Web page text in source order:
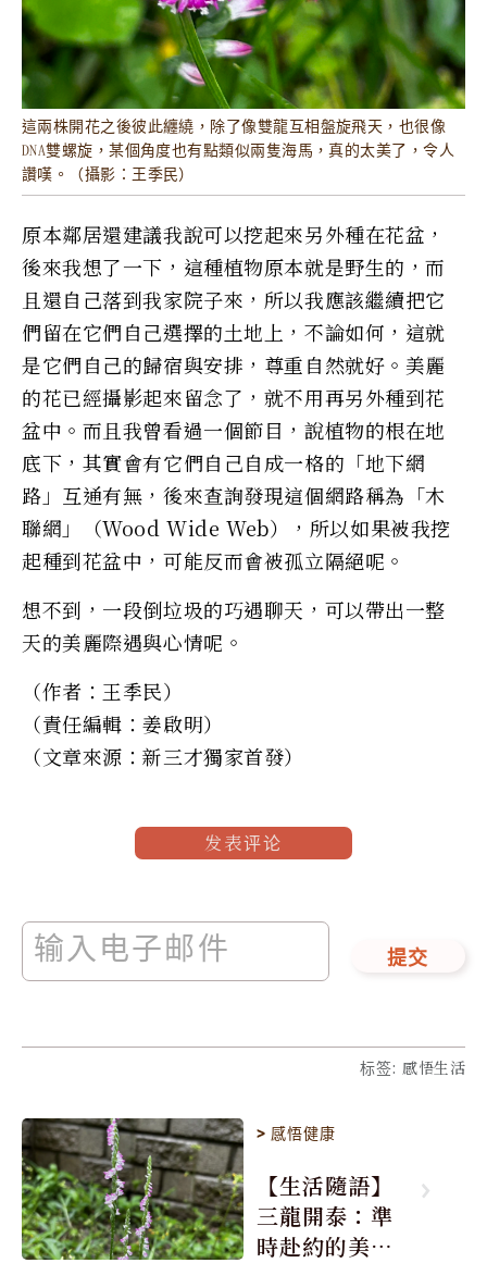
這兩株開花之後彼此纏繞，除了像雙龍互相盤旋飛天，也很像
DNA雙螺旋，某個角度也有點類似兩隻海馬，真的太美了，令人
讚嘆。（攝影：王季民）
原本鄰居還建議我說可以挖起來另外種在花盆，
後來我想了一下，這種植物原本就是野生的，而
且還自己落到我家院子來，所以我應該繼續把它
們留在它們自己選擇的土地上，不論如何，這就
是它們自己的歸宿與安排，尊重自然就好。美麗
的花已經攝影起來留念了，就不用再另外種到花
盆中。而且我曾看過一個節目，說植物的根在地
底下，其實會有它們自己自成一格的「地下網
路」互通有無，後來查詢發現這個網路稱為「木
聯網」（Wood Wide Web），所以如果被我挖
起種到花盆中，可能反而會被孤立隔絕呢。
想不到，一段倒垃圾的巧遇聊天，可以帶出一整
天的美麗際遇與心情呢。
（作者：王季民）
（責任編輯：姜啟明）
（文章來源：新三才獨家首發）
发表评论
提交
标签: 感悟生活
> 感悟健康
【生活隨語】
三龍開泰：準
時赴約的美麗